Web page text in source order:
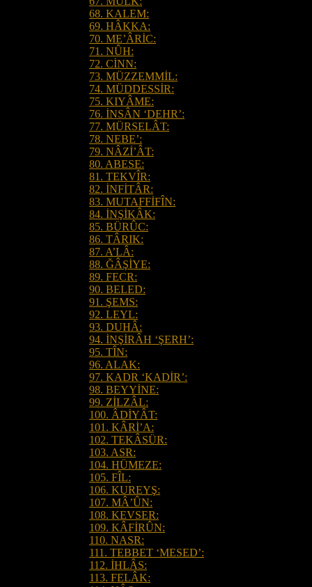
68. KALEM:
69. HÂKKA:
70. ME’ÂRİC:
71. NÛH:
72. CİNN:
73. MÜZZEMMİL:
74. MÜDDESSİR:
75. KIYÂME:
76. İNSÂN ‘DEHR’:
77. MÜRSELÂT:
78. NEBE’:
79. NÂZİ’ÂT:
80. ABESE:
81. TEKVÎR:
82. İNFİTÂR:
83. MUTAFFİFÎN:
84. İNŞİKÂK:
85. BÜRÛC:
86. TÂRIK:
87. A’LÂ:
88. ĞÂŞİYE:
89. FECR:
90. BELED:
91. ŞEMS:
92. LEYL:
93. DUHÂ:
94. İNŞİRÂH ‘ŞERH’:
95. TÎN:
96. ALAK:
97. KADR ‘KADİR’:
98. BEYYİNE:
99. ZİLZÂL:
100. ÂDİYÂT:
101. KÂRİ’A:
102. TEKÂSÜR:
103. ASR:
104. HÜMEZE:
105. FÎL:
106. KUREYŞ:
107. MÂ’ÛN:
108. KEVSER:
109. KÂFİRÛN:
110. NASR:
111. TEBBET ‘MESED’:
112. İHLÂS:
113. FELÂK: